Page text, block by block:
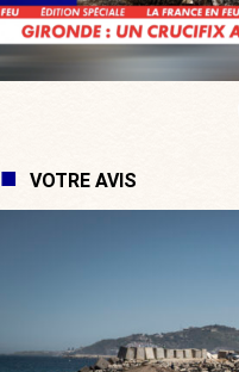
VOTRE AVIS